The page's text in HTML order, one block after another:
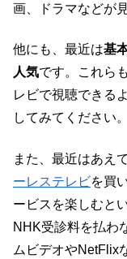
画、ドラマなどが
他にも、最近は基
人気です。これら
レビで視聴できる
してみてください。
また、最近はあえ
ーレステレビを買
ービスを楽しむと
NHK受診料を払わ
ムビデオやNetFlix